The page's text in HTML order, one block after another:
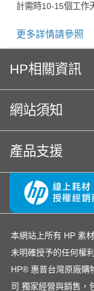
計需時10-15個工作
更多詳情請參照
HP相關資訊
網站須知
產品支援
本網站上所有 HP 素
未明確授予的任何權
HP® 惠普台灣原廠購
司 獨家經營與銷售，